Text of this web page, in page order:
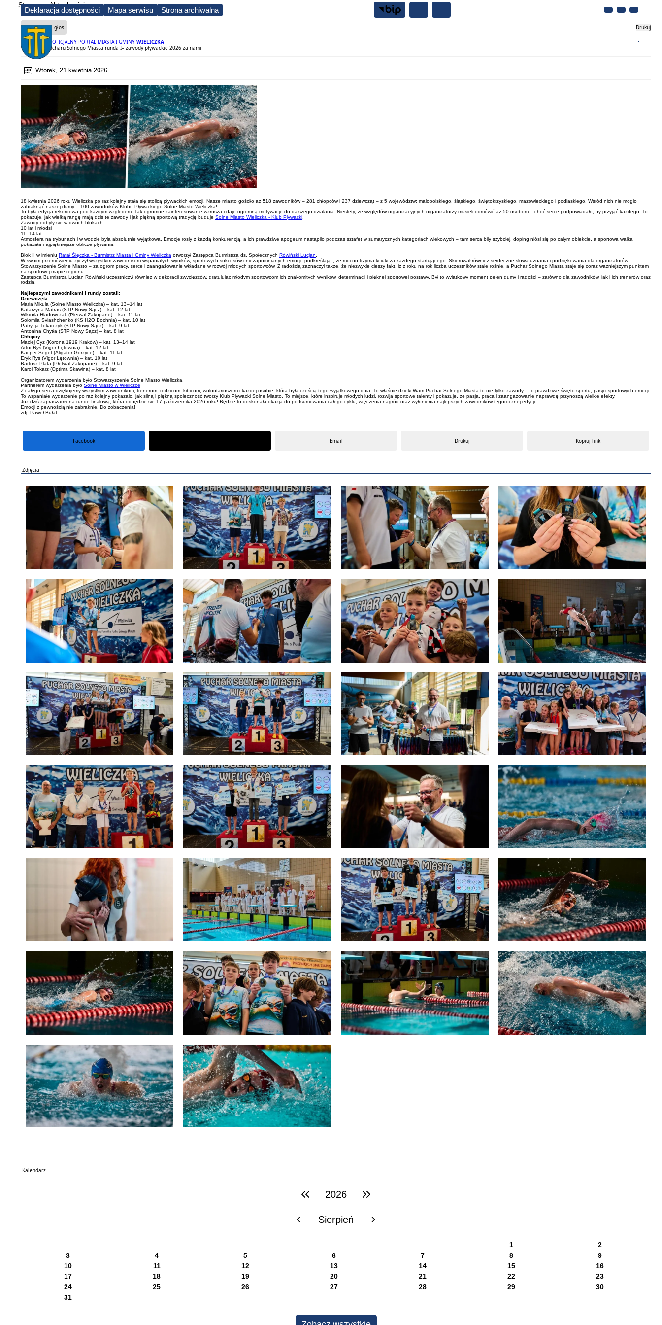
Deklaracja dostępności Mapa serwisu Strona archiwalna
OFICJALNY PORTAL MIASTA I GMINY WIELICZKA
Strona Aktualności
Czytaj na głos Drukuj
16. edycja Pucharu Solnego Miasta runda I– zawody pływackie 2026 za nami
Wtorek, 21 kwietnia 2026
18 kwietnia 2026 roku Wieliczka po raz kolejny stała się stolicą pływackich emocji. Nasze miasto gościło aż 518 zawodników – 281 chłopców i 237 dziewcząt – z 5 województw: małopolskiego, śląskiego, świętokrzyskiego, mazowieckiego i podlaskiego. Wśród nich nie mogło
zabraknąć naszej dumy – 100 zawodników Klubu Pływackiego Solne Miasto Wieliczka!
To była edycja rekordowa pod każdym względem. Tak ogromne zainteresowanie wzrusza i daje ogromną motywację do dalszego działania. Niestety, ze względów organizacyjnych organizatorzy musieli odmówić aż 50 osobom – choć serce podpowiadało, by przyjąć każdego. To
pokazuje, jak wielką rangę mają dziś te zawody i jak piękną sportową tradycję buduje Solne Miasto Wieliczka - Klub Pływacki
Zawody odbyły się w dwóch blokach:
10 lat i młodsi
11–14 lat
Atmosfera na trybunach i w wodzie była absolutnie wyjątkowa. Emocje rosły z każdą konkurencją, a ich prawdziwe apogeum nastąpiło podczas sztafet w sumarycznych kategoriach wiekowych – tam serca biły szybciej, doping niósł się po całym obiekcie, a sportowa walka
pokazała najpiękniejsze oblicze pływania.
Blok II w imieniu Rafał Ślęczka - Burmistrz Miasta i Gminy Wieliczka otworzył Zastępca Burmistrza ds. Społecznych Rówiński Lucjan
W swoim przemówieniu życzył wszystkim zawodnikom wspaniałych wyników, sportowych sukcesów i niezapomnianych emocji, podkreślając, że mocno trzyma kciuki za każdego startującego. Skierował również serdeczne słowa uznania i podziękowania dla organizatorów –
Stowarzyszenie Solne Miasto – za ogrom pracy, serce i zaangażowanie wkładane w rozwój młodych sportowców. Z radością zaznaczył także, że niezwykle cieszy fakt, iż z roku na rok liczba uczestników stale rośnie, a Puchar Solnego Miasta staje się coraz ważniejszym punktem
na sportowej mapie regionu.
Zastępca Burmistrza Lucjan Rówiński uczestniczył również w dekoracji zwycięzców, gratulując młodym sportowcom ich znakomitych wyników, determinacji i pięknej sportowej postawy. Był to wyjątkowy moment pełen dumy i radości – zarówno dla zawodników, jak i ich trenerów oraz
rodzin.
Najlepszymi zawodnikami I rundy zostali:
Dziewczęta:
Maria Mikuła (Solne Miasto Wieliczka) – kat. 13–14 lat
Katarzyna Matras (STP Nowy Sącz) – kat. 12 lat
Wiktoria Hładowczak (Płetwal Zakopane) – kat. 11 lat
Solomiia Sviashchenko (KS H2O Bochnia) – kat. 10 lat
Patrycja Tokarczyk (STP Nowy Sącz) – kat. 9 lat
Antonina Chytła (STP Nowy Sącz) – kat. 8 lat
Chłopcy:
Maciej Cyz (Korona 1919 Kraków) – kat. 13–14 lat
Artur Ryś (Vigor Łętownia) – kat. 12 lat
Kacper Seget (Aligator Gorzyce) – kat. 11 lat
Eryk Ryś (Vigor Łętownia) – kat. 10 lat
Bartosz Plata (Płetwal Zakopane) – kat. 9 lat
Karol Tokarz (Optima Skawina) – kat. 8 lat
Organizatorem wydarzenia było Stowarzyszenie Solne Miasto Wieliczka.
Partnerem wydarzenia było Solne Miasto w Wieliczce
Z całego serca dziękujemy wszystkim zawodnikom, trenerom, rodzicom, kibicom, wolontariuszom i każdej osobie, która była częścią tego wyjątkowego dnia. To właśnie dzięki Wam Puchar Solnego Miasta to nie tylko zawody – to prawdziwe święto sportu, pasji i sportowych emocji.
To wspaniałe wydarzenie po raz kolejny pokazało, jak silną i piękną społeczność tworzy Klub Pływacki Solne Miasto. To miejsce, które inspiruje młodych ludzi, rozwija sportowe talenty i pokazuje, że pasja, praca i zaangażowanie naprawdę przynoszą wielkie efekty.
Już dziś zapraszamy na rundę finałową, która odbędzie się 17 października 2026 roku! Będzie to doskonała okazja do podsumowania całego cyklu, wręczenia nagród oraz wyłonienia najlepszych zawodników tegorocznej edycji.
Emocji z pewnością nie zabraknie. Do zobaczenia!
zdj. Paweł Bułat
Facebook Email Drukuj Kopiuj link
Zdjęcia
Kalendarz
poprzedni rok2026 następny rok
poprzedni miesiącSierpień następny miesiąc
1
2
3
4 5 6 7 8
9
10
11 12 13 14 15
16
17
18 19 20 21 22
23
24
25 26 27 28 29
30
31